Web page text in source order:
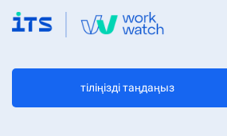
тіліңізді таңдаңыз